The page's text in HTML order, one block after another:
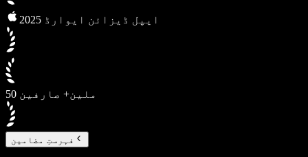
2025 ایپل ڈیزائن ایوارڈ
50 ملین+ صارفین
فہرستِ مضامین